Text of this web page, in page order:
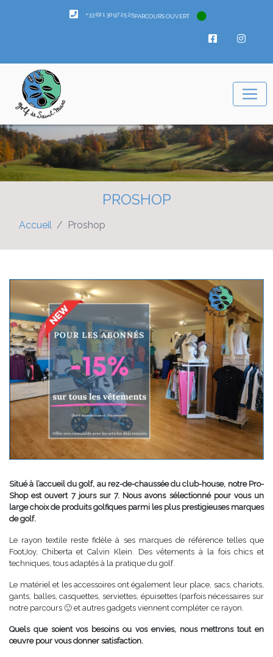
+33 (0) 1 30 97 25 25PARCOURS OUVERT
PROSHOP
Accueil Proshop
Situé à l’accueil du golf, au rez-de-chaussée du club-house, notre Pro-
Shop est ouvert 7 jours sur 7. Nous avons sélectionné pour vous un
large choix de produits golfiques parmi les plus prestigieuses marques
de golf.
Le rayon textile reste fidèle à ses marques de référence telles que
FootJoy, Chiberta et Calvin Klein. Des vêtements à la fois chics et
techniques, tous adaptés à la pratique du golf.
Le matériel et les accessoires ont également leur place, sacs, chariots,
gants, balles, casquettes, serviettes, épuisettes (parfois nécessaires sur
notre parcours 🙂 et autres gadgets viennent compléter ce rayon.
Quels que soient vos besoins ou vos envies, nous mettrons tout en
œuvre pour vous donner satisfaction.